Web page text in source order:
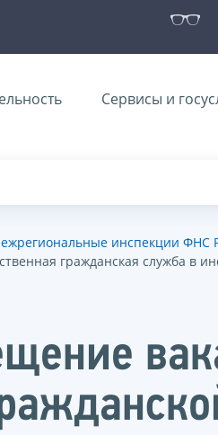
Сервисы и
инспекции ФНС
гражданская служба в